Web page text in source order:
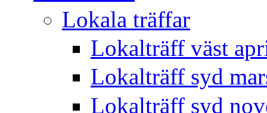
Lokala träffar
Lokalträff väst
Lokalträff syd
Lokalträff syd